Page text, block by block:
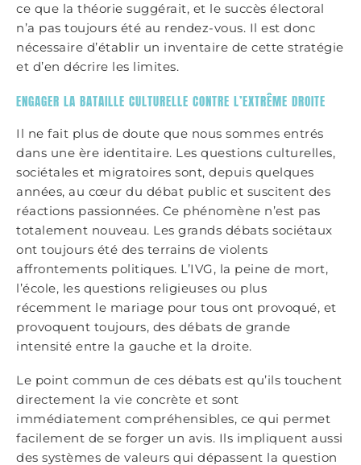
ce que la théorie suggérait, et le succès électoral
n’a pas toujours été au rendez-vous. Il est donc
nécessaire d’établir un inventaire de cette stratégie
et d’en décrire les limites.
ENGAGER LA BATAILLE CULTURELLE CONTRE L’EXTRÊME DROITE
Il ne fait plus de doute que nous sommes entrés
dans une ère identitaire. Les questions culturelles,
sociétales et migratoires sont, depuis quelques
années, au cœur du débat public et suscitent des
réactions passionnées. Ce phénomène n’est pas
totalement nouveau. Les grands débats sociétaux
ont toujours été des terrains de violents
affrontements politiques. L’IVG, la peine de mort,
l’école, les questions religieuses ou plus
récemment le mariage pour tous ont provoqué, et
provoquent toujours, des débats de grande
intensité entre la gauche et la droite.
Le point commun de ces débats est qu’ils touchent
directement la vie concrète et sont
immédiatement compréhensibles, ce qui permet
facilement de se forger un avis. Ils impliquent aussi
des systèmes de valeurs qui dépassent la question